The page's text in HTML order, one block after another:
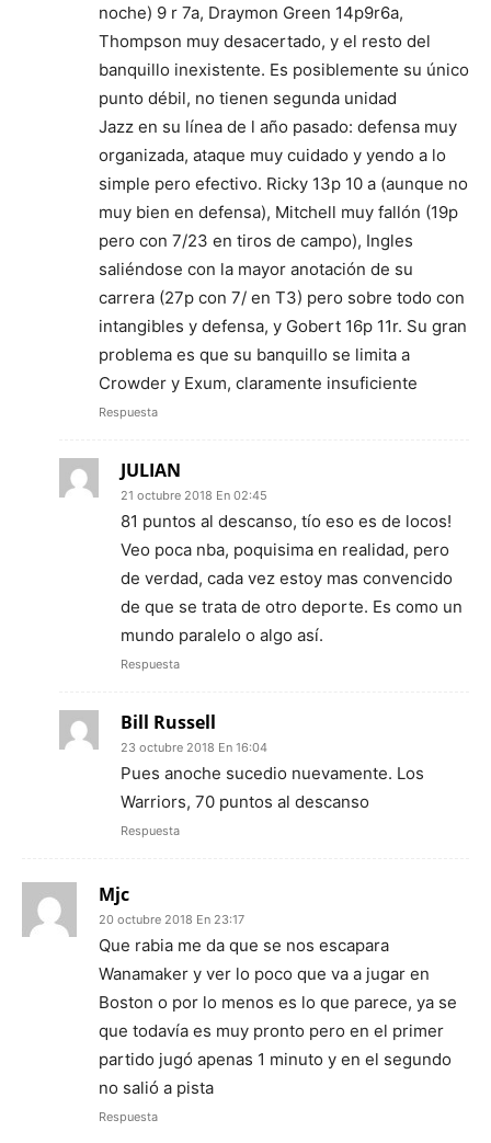
noche) 9 r 7a, Draymon Green 14p9r6a,
Thompson muy desacertado, y el resto del
banquillo inexistente. Es posiblemente su único
punto débil, no tienen segunda unidad
Jazz en su línea de l año pasado: defensa muy
organizada, ataque muy cuidado y yendo a lo
simple pero efectivo. Ricky 13p 10 a (aunque no
muy bien en defensa), Mitchell muy fallón (19p
pero con 7/23 en tiros de campo), Ingles
saliéndose con la mayor anotación de su
carrera (27p con 7/ en T3) pero sobre todo con
intangibles y defensa, y Gobert 16p 11r. Su gran
problema es que su banquillo se limita a
Crowder y Exum, claramente insuficiente
Respuesta
JULIAN
21 octubre 2018 En 02:45
81 puntos al descanso, tío eso es de locos!
Veo poca nba, poquisima en realidad, pero
de verdad, cada vez estoy mas convencido
de que se trata de otro deporte. Es como un
mundo paralelo o algo así.
Respuesta
Bill Russell
23 octubre 2018 En 16:04
Pues anoche sucedio nuevamente. Los
Warriors, 70 puntos al descanso
Respuesta
Mjc
20 octubre 2018 En 23:17
Que rabia me da que se nos escapara
Wanamaker y ver lo poco que va a jugar en
Boston o por lo menos es lo que parece, ya se
que todavía es muy pronto pero en el primer
partido jugó apenas 1 minuto y en el segundo
no salió a pista
Respuesta